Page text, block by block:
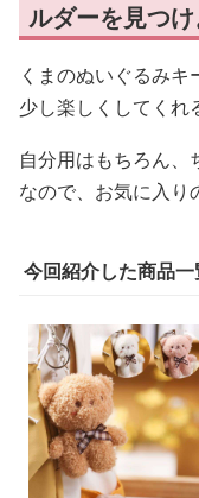
ルダーを見つけ
くまのぬいぐるみ
少し楽しくしてくれ
自分用はもちろん、
なので、お気に入り
今回紹介した商品一